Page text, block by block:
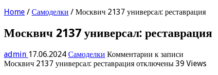
Home / Самоделки / Москвич 2137 универсал: реставрация
Москвич 2137 универсал: реставрация
admin 17.06.2024 Самоделки Комментарии к записи
Москвич 2137 универсал: реставрация отключены 39 Views